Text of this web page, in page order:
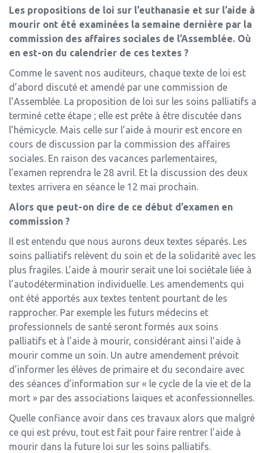
Les propositions de loi sur l’euthanasie et sur l’aide à
mourir ont été examinées la semaine dernière par la
commission des affaires sociales de l’Assemblée. Où
en est-on du calendrier de ces textes ?
Comme le savent nos auditeurs, chaque texte de loi est
d’abord discuté et amendé par une commission de
l’Assemblée. La proposition de loi sur les soins palliatifs a
terminé cette étape ; elle est prête à être discutée dans
l’hémicycle. Mais celle sur l’aide à mourir est encore en
cours de discussion par la commission des affaires
sociales. En raison des vacances parlementaires,
l’examen reprendra le 28 avril. Et la discussion des deux
textes arrivera en séance le 12 mai prochain.
Alors que peut-on dire de ce début d’examen en
commission ?
Il est entendu que nous aurons deux textes séparés. Les
soins palliatifs relèvent du soin et de la solidarité avec les
plus fragiles. L’aide à mourir serait une loi sociétale liée à
l’autodétermination individuelle. Les amendements qui
ont été apportés aux textes tentent pourtant de les
rapprocher. Par exemple les futurs médecins et
professionnels de santé seront formés aux soins
palliatifs et à l’aide à mourir, considérant ainsi l’aide à
mourir comme un soin. Un autre amendement prévoit
d’informer les élèves de primaire et du secondaire avec
des séances d’information sur « le cycle de la vie et de la
mort » par des associations laïques et aconfessionnelles.
Quelle confiance avoir dans ces travaux alors que malgré
ce qui est prévu, tout est fait pour faire rentrer l’aide à
mourir dans la future loi sur les soins palliatifs.